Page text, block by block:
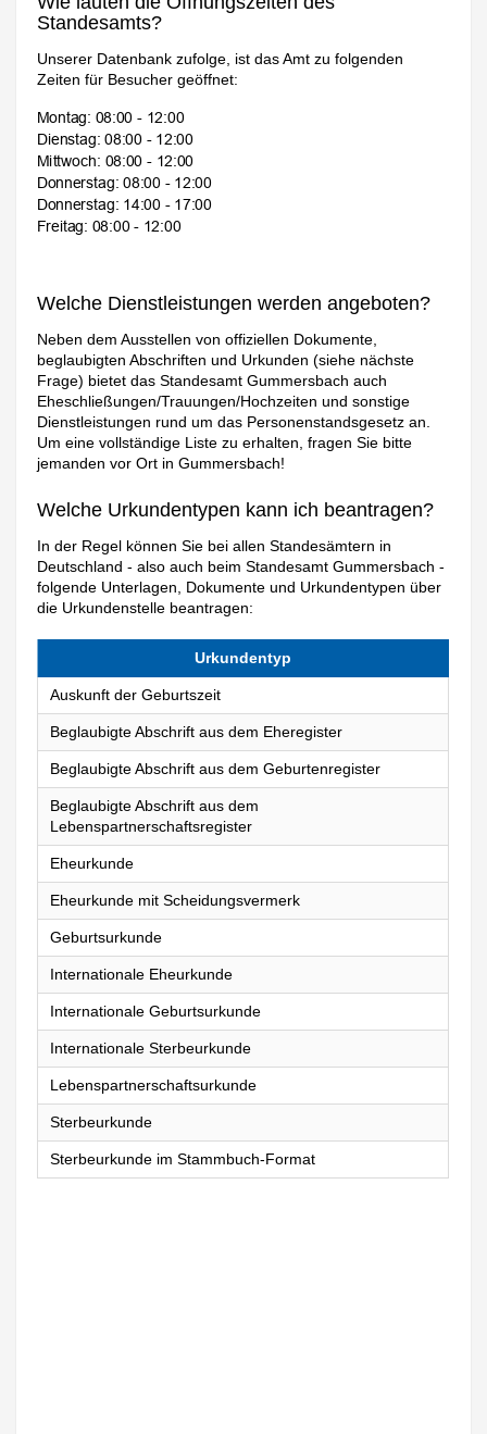
Standesamts?
Unserer Datenbank zufolge, ist das Amt zu folgenden
Zeiten für Besucher geöffnet:
Welche Dienstleistungen werden angeboten?
Neben dem Ausstellen von offiziellen Dokumente,
beglaubigten Abschriften und Urkunden (siehe nächste
Frage) bietet das Standesamt Gummersbach auch
Eheschließungen/Trauungen/Hochzeiten und sonstige
Dienstleistungen rund um das Personenstandsgesetz an.
Um eine vollständige Liste zu erhalten, fragen Sie bitte
jemanden vor Ort in Gummersbach!
Welche Urkundentypen kann ich beantragen?
In der Regel können Sie bei allen Standesämtern in
Deutschland - also auch beim Standesamt Gummersbach -
folgende Unterlagen, Dokumente und Urkundentypen über
die Urkundenstelle beantragen:
Urkundentyp
Auskunft der Geburtszeit
Beglaubigte Abschrift aus dem Eheregister
Beglaubigte Abschrift aus dem Geburtenregister
Beglaubigte Abschrift aus dem
Lebenspartnerschaftsregister
Eheurkunde
Eheurkunde mit Scheidungsvermerk
Geburtsurkunde
Internationale Eheurkunde
Internationale Geburtsurkunde
Internationale Sterbeurkunde
Lebenspartnerschaftsurkunde
Sterbeurkunde
Sterbeurkunde im Stammbuch-Format